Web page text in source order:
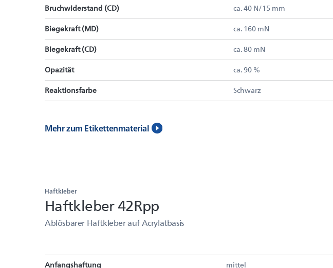
Bruchwiderstand (CD) ca. 40 N/15 mm
Biegekraft (MD) ca. 160 mN
Biegekraft (CD) ca. 80 mN
Opazität ca. 90 %
Reaktionsfarbe Schwarz
Mehr zum Etikettenmaterial
Haftkleber
Haftkleber 42Rpp
Ablösbarer Haftkleber auf Acrylatbasis
Anfangshaftung mittel